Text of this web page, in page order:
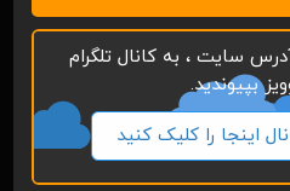
سایت ، به کانال تلگرام
بپیوندید.
اینجا را کلیک کنید